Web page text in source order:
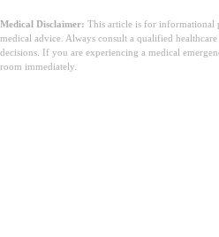
Medical Disclaimer: This article is for informational
medical advice. Always consult a qualified
decisions. If you are experiencing a medical
room immediately.